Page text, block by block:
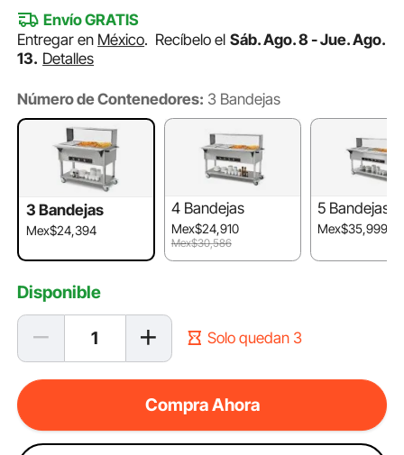
Envío GRATIS
Entregar en México. Recíbelo el Sáb. Ago. 8 - Jue. Ago.
13. Detalles
Número de Contenedores: 3 Bandejas
3 Bandejas
Mex$24,394
4 Bandejas
Mex$24,910
Mex$30,586
5 Bandejas
Mex$35,999
Disponible
Solo quedan 3
Compra Ahora